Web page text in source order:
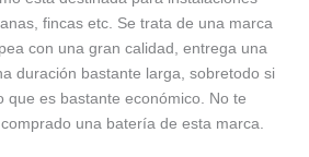
fincas etc. Se trata de una marca
con una gran calidad, entrega una
duración bastante larga, sobretodo si
que es bastante económico. No te
una batería de esta marca.